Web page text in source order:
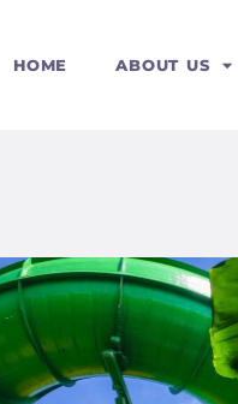
HOME ABOUT US